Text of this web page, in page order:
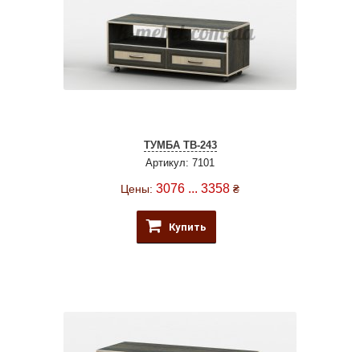
ТУМБА ТВ-243
Артикул: 7101
Цены: 3076 ... 3358 ₴
Купить